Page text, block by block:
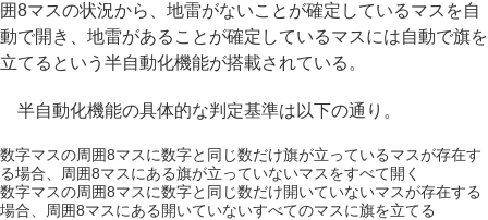
囲8マスの状況から、地雷がないことが確定しているマスを自
動で開き、地雷があることが確定しているマスには自動で旗を
立てるという半自動化機能が搭載されている。
半自動化機能の具体的な判定基準は以下の通り。
数字マスの周囲8マスに数字と同じ数だけ旗が立っているマスが存在す
る場合、周囲8マスにある旗が立っていないマスをすべて開く
数字マスの周囲8マスに数字と同じ数だけ開いていないマスが存在する
場合、周囲8マスにある開いていないすべてのマスに旗を立てる